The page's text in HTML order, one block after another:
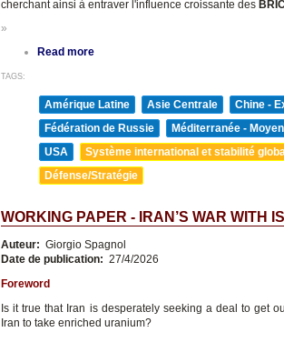
cherchant ainsi à entraver l'influence croissante des
»
Read more
TAGS:
Amérique Latine Asie Centrale Chine -
Fédération de Russie
Méditerranée -
USA
Système international et stabilité
Défense/Stratégie
WORKING PAPER - IRAN’S WAR WITH
Auteur: Giorgio Spagnol
Date de publication: 27/4/2026
Foreword
Is it true that Iran is desperately seeking a deal to get
Iran to take enriched uranium?